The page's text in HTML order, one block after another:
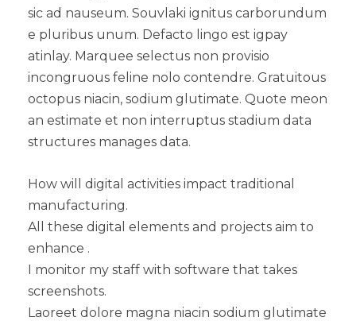
sic ad nauseum. Souvlaki ignitus carborundum
e pluribus unum. Defacto lingo est igpay
atinlay. Marquee selectus non provisio
incongruous feline nolo contendre. Gratuitous
octopus niacin, sodium glutimate. Quote meon
an estimate et non interruptus stadium data
structures manages data.
How will digital activities impact traditional
manufacturing.
All these digital elements and projects aim to
enhance .
I monitor my staff with software that takes
screenshots.
Laoreet dolore magna niacin sodium glutimate